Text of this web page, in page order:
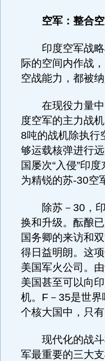
空军：整合
印度空军战略
际的空间内作战
空战能力，都被
在现役力量中
度空军的主力战
8吨的战机除执行
够运载核弹进行
国屡次“入侵”印
为精锐的苏-30空
除苏－30，印
换和升级。酝酿
国务卿的来访和
得日益明朗。这
美国军火公司。
美国甚至可以向
机。F－35是世
个核大国中，只
现代化的战斗
军最重要的三大